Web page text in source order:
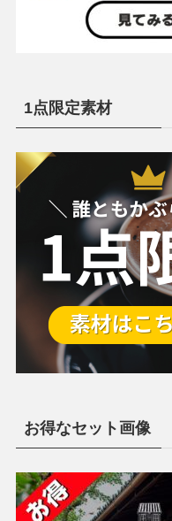
1点限定素材
お得なセット画像